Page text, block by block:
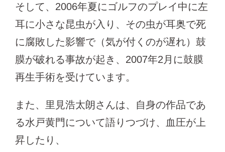
そして、2006年夏にゴルフのプレイ中に左
耳に小さな昆虫が入り、その虫が耳奥で死
に腐敗した影響で（気が付くのが遅れ）鼓
膜が破れる事故が起き、2007年2月に鼓膜
再生手術を受けています。
また、里見浩太朗さんは、自身の作品であ
る水戸黄門について語りつづけ、血圧が上
昇したり、